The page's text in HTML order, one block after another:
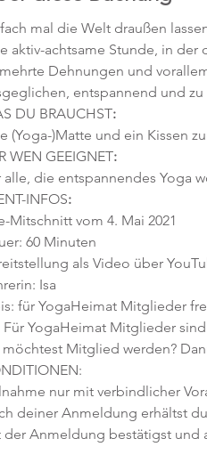
mal die Welt draußen
aktiv-achtsame Stunde, in
Dehnungen und
entspannend und
DU BRAUCHST:
(Yoga-)Matte und ein Kissen
WEN GEEIGNET:
alle, die entspannendes Yoga
INFOS:
Mitschnitt vom 4. Mai 2021
60 Minuten
als Video über
Isa
für YogaHeimat Mitglieder
Für YogaHeimat Mitglieder
möchtest Mitglied werden?
nur mit verbindlicher
deiner Anmeldung erhältst
der Anmeldung bestätigst und